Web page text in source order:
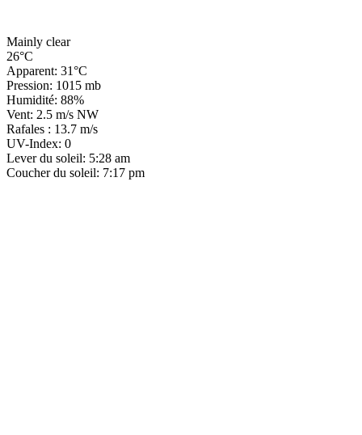
Mainly clear
26°C
Apparent: 31°C
Pression: 1015 mb
Humidité: 88%
Vent: 2.5 m/s NW
Rafales : 13.7 m/s
UV-Index: 0
Lever du soleil: 5:28 am
Coucher du soleil: 7:17 pm